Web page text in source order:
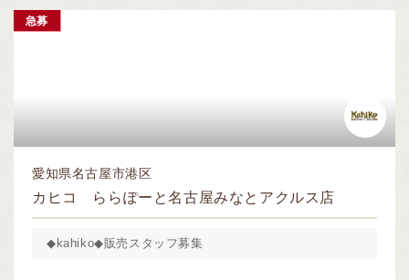
愛知県名古屋市港区
カヒコ ららぽーと名古屋みなとアクルス店
◆kahiko◆販売スタッフ募集
急募